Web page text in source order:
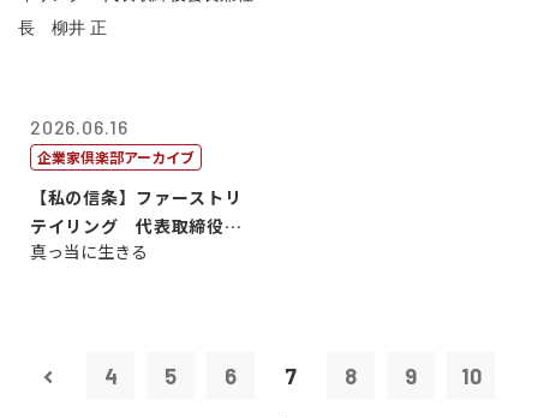
2026.06.16
企業家倶楽部アーカイブ
【私の信条】ファーストリ
テイリング 代表取締役会
長兼社長 柳...
真っ当に生きる
4 5 6 7 8 9 10